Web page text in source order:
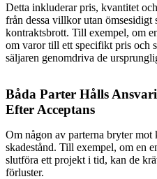
Detta inkluderar pris, kvantitet
från dessa villkor utan ömsesidigt
kontraktsbrott. Till exempel, om
om varor till ett specifikt pris och
säljaren genomdriva de
Båda Parter Hålls
Efter Acceptans
Om någon av parterna bryter
skadestånd. Till exempel, om en
slutföra ett projekt i tid, kan de
förluster.